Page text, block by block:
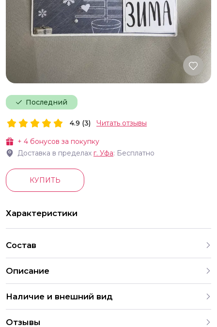
Последний
+ 4 бонусов за покупку
Доставка в пределах г. Уфа: Бесплатно
4.9 (3) Читать отзывы
КУПИТЬ
Характеристики
Состав
Описание
Наличие и внешний вид
сайте, тщательно отобраны для создания незабываемой
Отзывы